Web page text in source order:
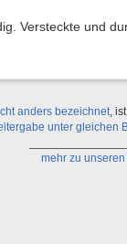
Versteckte und
anders bezeichnet,
unter gleichen
mehr zu